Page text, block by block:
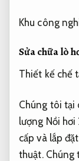
Khu công
Sửa chữa lò
Thiết kế chế
Chúng tôi tại
lượng Nồi
cấp và lắp
thuật.Chúng